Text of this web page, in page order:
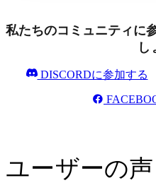
私たちのコミュニティに
し
DISCORDに参加する
ユーザーの声